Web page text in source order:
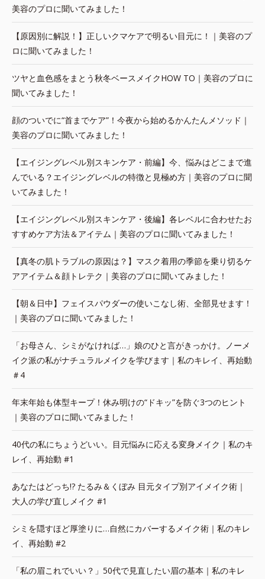
美容のプロに聞いてみました！
【原因別に解説！】正しいクマケアで明るい目元に！｜美容のプ
ロに聞いてみました！
ツヤと血色感をまとう秋冬ベースメイクHOW TO｜美容のプロに
聞いてみました！
顔のついでに“首までケア”！今夜から始めるかんたんメソッド｜
美容のプロに聞いてみました！
【エイジングレベル別スキンケア・前編】今、悩みはどこまで進
んでいる？エイジングレベルの特徴と見極め方｜美容のプロに聞
いてみました！
【エイジングレベル別スキンケア・後編】各レベルに合わせたお
すすめケア方法＆アイテム｜美容のプロに聞いてみました！
【真冬の肌トラブルの原因は？】マスク着用の季節を乗り切るケ
アアイテム＆顔トレテク｜美容のプロに聞いてみました！
【朝＆日中】フェイスパウダーの使いこなし術、全部見せます！
｜美容のプロに聞いてみました！
「お母さん、シミがなければ…」娘のひと言がきっかけ。ノーメ
イク派の私がナチュラルメイクを学びます｜私のキレイ、再始動
＃4
年末年始も体型キープ！休み明けの“ドキッ”を防ぐ3つのヒント
｜美容のプロに聞いてみました！
40代の私にちょうどいい。目元悩みに応える変身メイク｜私のキ
レイ、再始動 #1
あなたはどっち!? たるみ＆くぼみ 目元タイプ別アイメイク術｜
大人の学び直しメイク #1
シミを隠すほど厚塗りに…自然にカバーするメイク術｜私のキレ
イ、再始動 #2
「私の眉これでいい？」50代で見直したい眉の基本｜私のキレ